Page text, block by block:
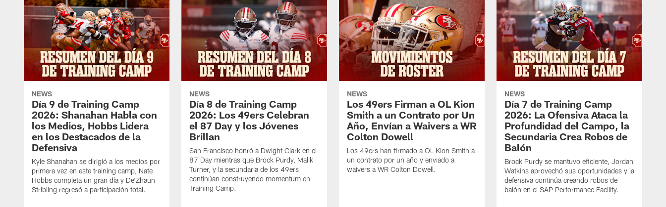
NEWS
Día 9 de Training Camp
2026: Shanahan Habla con
los Medios, Hobbs Lidera
en los Destacados de la
Defensiva
Kyle Shanahan se dirigió a los medios por
primera vez en este training camp, Nate
Hobbs completa un gran día y De'Zhaun
Stribling regresó a participación total.
NEWS
Día 8 de Training Camp
2026: Los 49ers Celebran
el 87 Day y los Jóvenes
Brillan
San Francisco honró a Dwight Clark en el
87 Day mientras que Brock Purdy, Malik
Turner, y la secundaria de los 49ers
continúan construyendo momentum en
Training Camp.
NEWS
Los 49ers Firman a OL Kion
Smith a un Contrato por Un
Año, Envían a Waivers a WR
Colton Dowell
Los 49ers han firmado a OL Kion Smith a
un contrato por un año y enviado a
waivers a WR Colton Dowell.
NEWS
Día 7 de Training Camp
2026: La Ofensiva Ataca la
Profundidad del Campo, la
Secundaria Crea Robos de
Balón
Brock Purdy se mantuvo eficiente, Jordan
Watkins aprovechó sus oportunidades y la
defensiva continúa creando robos de
balón en el SAP Performance Facility.